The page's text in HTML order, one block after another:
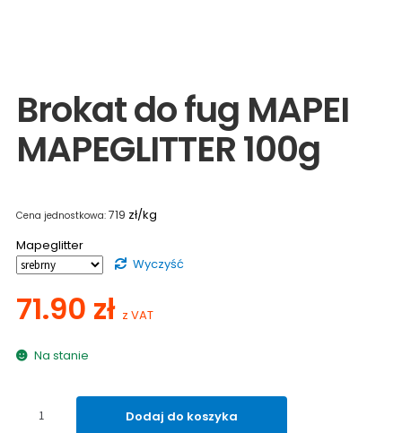
Brokat do fug MAPEI
MAPEGLITTER 100g
719 zł/kg
Mapeglitter
Wyczyść
71.90 zł z VAT
Na stanie
Brokat
Dodaj do koszyka